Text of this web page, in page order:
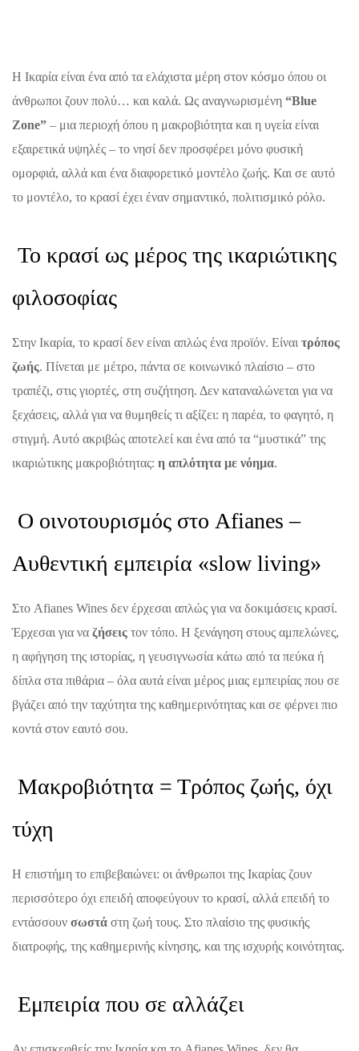
Η Ικαρία είναι ένα από τα ελάχιστα μέρη στον κόσμο όπου οι
άνθρωποι ζουν πολύ… και καλά. Ως αναγνωρισμένη “Blue
Zone” – μια περιοχή όπου η μακροβιότητα και η υγεία είναι
εξαιρετικά υψηλές – το νησί δεν προσφέρει μόνο φυσική
ομορφιά, αλλά και ένα διαφορετικό μοντέλο ζωής. Και σε αυτό
το μοντέλο, το κρασί έχει έναν σημαντικό, πολιτισμικό ρόλο.
Το κρασί ως μέρος της ικαριώτικης
φιλοσοφίας
Στην Ικαρία, το κρασί δεν είναι απλώς ένα προϊόν. Είναι τρόπος
ζωής. Πίνεται με μέτρο, πάντα σε κοινωνικό πλαίσιο – στο
τραπέζι, στις γιορτές, στη συζήτηση. Δεν καταναλώνεται για να
ξεχάσεις, αλλά για να θυμηθείς τι αξίζει: η παρέα, το φαγητό, η
στιγμή. Αυτό ακριβώς αποτελεί και ένα από τα “μυστικά” της
ικαριώτικης μακροβιότητας: η απλότητα με νόημα.
Ο οινοτουρισμός στο Afianes –
Αυθεντική εμπειρία «slow living»
Στο Afianes Wines δεν έρχεσαι απλώς για να δοκιμάσεις κρασί.
Έρχεσαι για να ζήσεις τον τόπο. Η ξενάγηση στους αμπελώνες,
η αφήγηση της ιστορίας, η γευσιγνωσία κάτω από τα πεύκα ή
δίπλα στα πιθάρια – όλα αυτά είναι μέρος μιας εμπειρίας που σε
βγάζει από την ταχύτητα της καθημερινότητας και σε φέρνει πιο
κοντά στον εαυτό σου.
Μακροβιότητα = Τρόπος ζωής, όχι
τύχη
Η επιστήμη το επιβεβαιώνει: οι άνθρωποι της Ικαρίας ζουν
περισσότερο όχι επειδή αποφεύγουν το κρασί, αλλά επειδή το
εντάσσουν σωστά στη ζωή τους. Στο πλαίσιο της φυσικής
διατροφής, της καθημερινής κίνησης, και της ισχυρής κοινότητας.
Εμπειρία που σε αλλάζει